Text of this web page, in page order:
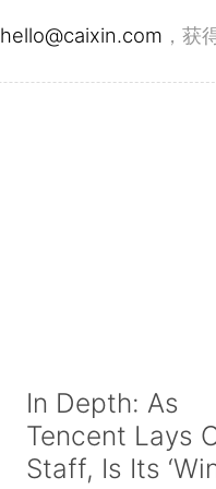
hello@caixin.com ，获
In Depth: As
Tencent Lays
Staff, Is Its